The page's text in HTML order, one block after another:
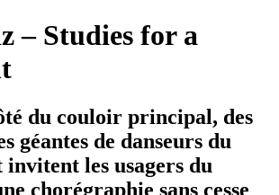
– Studies for a
du couloir principal, des
géantes de danseurs du
les usagers du
chorégraphie sans cesse